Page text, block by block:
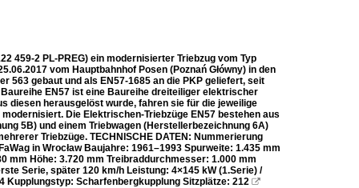
459-2 PL-PREG) ein modernisierter Triebzug vom Typ
vom Hauptbahnhof Posen (Poznań Główny) in den
563 gebaut und als EN57-1685 an die PKP geliefert, seit
EN57 ist eine Baureihe dreiteiliger elektrischer
diesen herausgelöst wurde, fahren sie für die jeweilige
Die Elektrischen-Triebzüge EN57 bestehen aus
5B) und einem Triebwagen (Herstellerbezeichnung 6A)
Triebzüge. TECHNISCHE DATEN: Nummerierung
in Wrocław Baujahre: 1961–1993 Spurweite: 1.435 mm
mm Höhe: 3.720 mm Treibraddurchmesser: 1.000 mm
Serie, später 120 km/h Leistung: 4×145 kW (1.Serie) /
Kupplungstyp: Scharfenbergkupplung Sitzplätze: 212 